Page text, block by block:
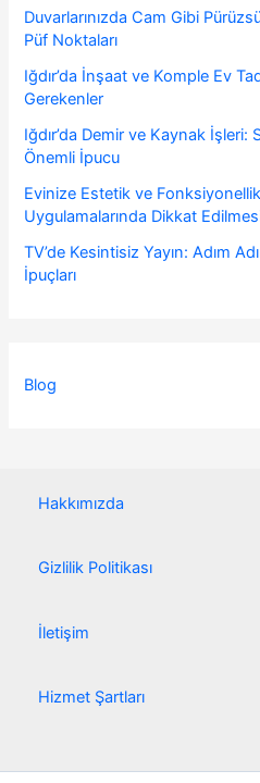
Duvarlarınızda Cam Gibi
Püf Noktaları
Iğdır’da İnşaat ve Komple Ev
Gerekenler
Iğdır’da Demir ve Kaynak
Önemli İpucu
Evinize Estetik ve Fonksiyonellik
Uygulamalarında Dikkat
TV’de Kesintisiz Yayın: Adım
İpuçları
Blog
Hakkımızda
Gizlilik Politikası
İletişim
Hizmet Şartları